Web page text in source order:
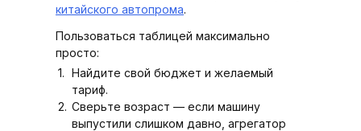
китайского автопрома.
Пользоваться таблицей максимально
просто:
Найдите свой бюджет и желаемый
тариф.
Сверьте возраст — если машину
выпустили слишком давно, агрегатор